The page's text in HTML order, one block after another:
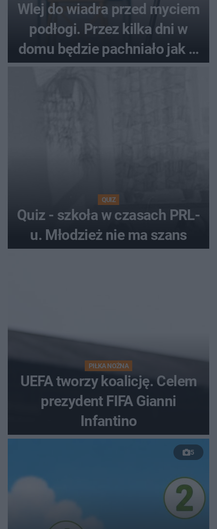
Wlej do wiadra przed myciem
podłogi. Przez kilka dni w
domu będzie pachniało jak w
QUIZ
Quiz - szkoła w czasach PRL-
u. Młodzież nie ma szans
PIŁKA NOŻNA
UEFA tworzy koalicję. Celem
prezydent FIFA Gianni
Infantino
5